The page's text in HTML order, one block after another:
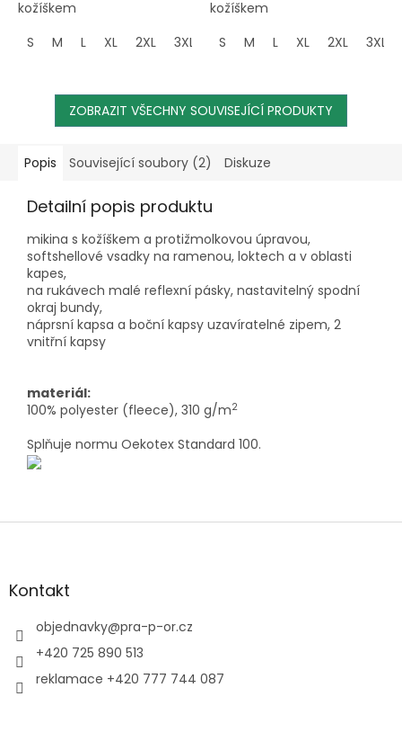
kožíškem
S
M L XL 2XL 3XL
kožíškem
S
M L XL 2XL 3XL
ZOBRAZIT VŠECHNY SOUVISEJÍCÍ PRODUKTY
Popis Související soubory (2) Diskuze
Detailní popis produktu
mikina s kožíškem a protižmolkovou úpravou,
softshellové vsadky na ramenou, loktech a v oblasti
kapes,
na rukávech malé reflexní pásky, nastavitelný spodní
okraj bundy,
náprsní kapsa a boční kapsy uzavíratelné zipem, 2
vnitřní kapsy
materiál:
100% polyester (fleece), 310 g/m2
Splňuje normu Oekotex Standard 100.
Z
aKontakt
objednavky@pra-p-or.cz
+420 725 890 513
reklamace +420 777 744 087